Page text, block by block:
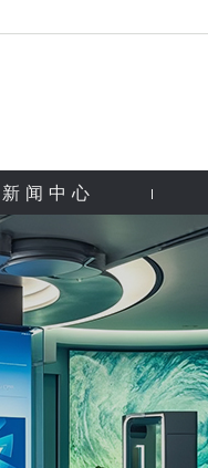
新闻中心